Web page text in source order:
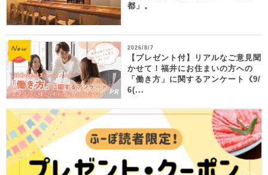
都」。
2026/8/7
【プレゼント付】リアルなご意見聞
かせて！福井にお住まいの方への
「働き方」に関するアンケート《9/
6(...